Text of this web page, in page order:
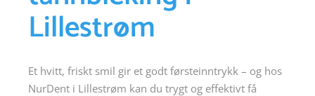
Lillestrøm
Et hvitt, friskt smil gir et godt førsteinntrykk – og hos
NurDent i Lillestrøm kan du trygt og effektivt få